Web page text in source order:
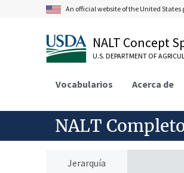
An official website of the United States
NALT Concept
U.S. DEPARTMENT OF
Vocabularios Acerca de
NALT
Jerarquía
ámbitos de estudio
animales, ganado, Una Sola
desarrollo rural,